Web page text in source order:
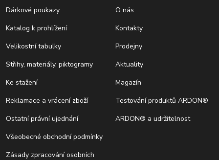
Dárkové poukazy
Katalog k prohlížení
Velikostní tabulky
Střihy, materiály, piktogramy
Ke stažení
Reklamace a vrácení zboží
Ostatní právní ujednání
Všeobecné obchodní podmínky
Zásady zpracování osobních
O nás
Kontakty
Prodejny
Aktuality
Magazín
Testování produktů ARDON®
ARDON® a udržitelnost